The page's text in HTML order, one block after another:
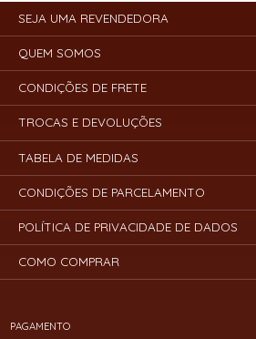
PAGAMENTO
SEJA UMA REVENDEDORA
QUEM SOMOS
CONDIÇÕES DE FRETE
TROCAS E DEVOLUÇÕES
TABELA DE MEDIDAS
CONDIÇÕES DE PARCELAMENTO
POLÍTICA DE PRIVACIDADE DE DADOS
COMO COMPRAR